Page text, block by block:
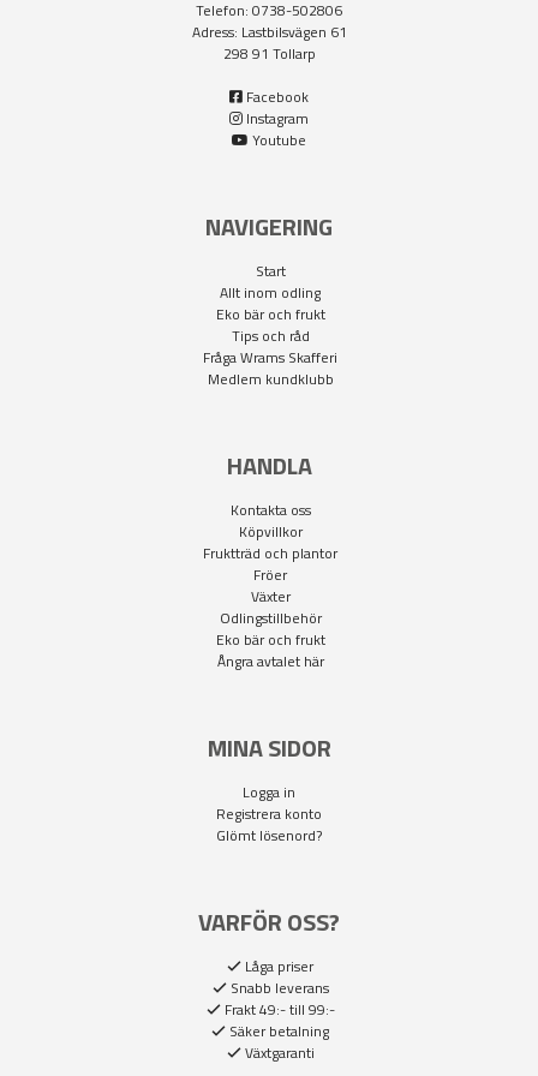
Telefon: 0738-502806
Adress: Lastbilsvägen 61
298 91 Tollarp
Facebook
Instagram
Youtube
NAVIGERING
Start
Allt inom odling
Eko bär och frukt
Tips och råd
Fråga Wrams Skafferi
Medlem kundklubb
HANDLA
Kontakta oss
Köpvillkor
Fruktträd och plantor
Fröer
Växter
Odlingstillbehör
Eko bär och frukt
Ångra avtalet här
MINA SIDOR
Logga in
Registrera konto
Glömt lösenord?
VARFÖR OSS?
Låga priser
Snabb leverans
Frakt 49:- till 99:-
Säker betalning
Växtgaranti